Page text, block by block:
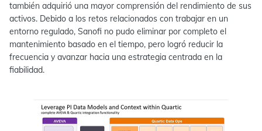
también adquirió una mayor comprensión del rendimiento de sus
activos. Debido a los retos relacionados con trabajar en un
entorno regulado, Sanofi no pudo eliminar por completo el
mantenimiento basado en el tiempo, pero logró reducir la
frecuencia y avanzar hacia una estrategia centrada en la
fiabilidad.